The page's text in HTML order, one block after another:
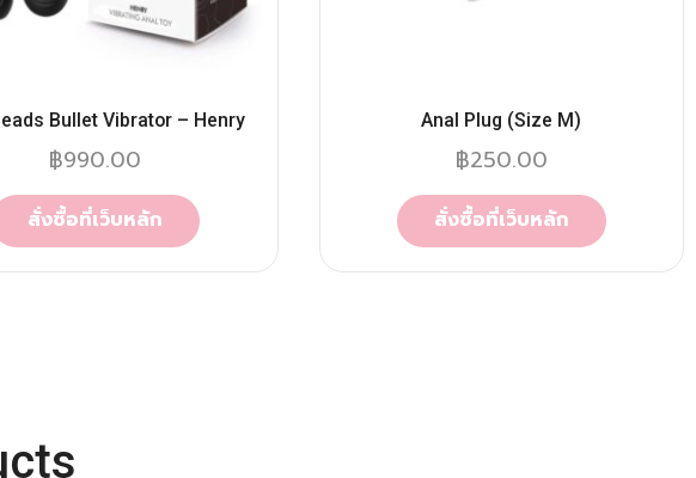
Bullet Vibrator – Henry
฿990.00
สั่งซื้อที่เว็บหลัก
Anal Plug (Size M)
฿250.00
สั่งซื้อที่เว็บหลัก